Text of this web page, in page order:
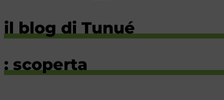
il blog di Tunué
: scoperta